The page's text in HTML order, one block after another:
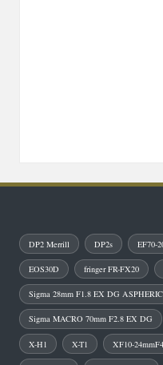
DP2 Merrill DP2s EF70-
EOS30D fringer FR-FX20
Sigma 28mm F1.8 EX DG
Sigma MACRO 70mm F2.8 EX DG
X-H1 X-T1 XF10-